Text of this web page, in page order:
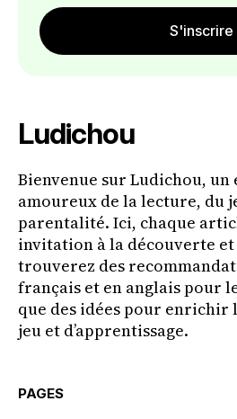
S'inscrire
Ludichou
Bienvenue sur Ludichou, un
amoureux de la lecture, du
parentalité. Ici, chaque
invitation à la découverte et
trouverez des
français et en anglais pour
que des idées pour enrichir
jeu et d’apprentissage.
PAGES